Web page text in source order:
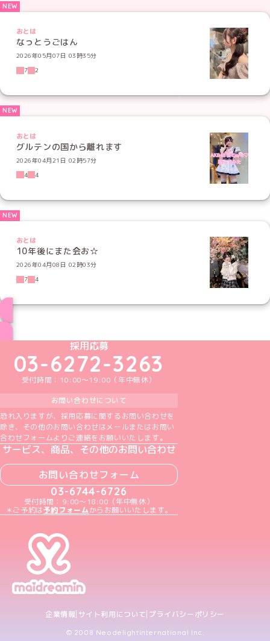
おとは
なっとうごはん
2026年05月07日 03時35分
7
2
おとは
グルテンの国から離れます
2026年04月21日 02時57分
4
4
おとは
10年後にまた会お☆
2026年04月08日 02時03分
7
4
めいどりーみんTikTok公式アカウント
めいどりーみんX公式アカウント
めいどりーみんInstagram公式アカウント
めいどりーみんFacebook公式アカウン
めいどりーみんYouTube公式アカ
採用応募
03-6272-3263
受付時間：10:00～19:00（年中無休）
お問い合わせについて
恐れ入りますが、採用応募に関するお問い合わせを
除き、その他のお問い合わせはメールまたはお問い
合わせフォームよりご連絡をお願いいたします。
サービス、商品、その他のお問い合わせ
お問い合わせフォーム
03-6744-6726
受付時間：9:00～18:00（年中無休）
＊ご予約は予約フォームからお願いいたします。
企業情報 サイト利用について プライバシーポリシー
© 2008 Neodelightinternational Inc.